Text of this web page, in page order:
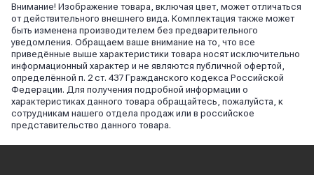
Внимание! Изображение товара, включая цвет, может отличаться
от действительного внешнего вида. Комплектация также может
быть изменена производителем без предварительного
уведомления. Обращаем ваше внимание на то, что все
приведённые выше характеристики товара носят исключительно
информационный характер и не являются публичной офертой,
определённой п. 2 ст. 437 Гражданского кодекса Российской
Федерации. Для получения подробной информации о
характеристиках данного товара обращайтесь, пожалуйста, к
сотрудникам нашего отдела продаж или в российское
представительство данного товара.